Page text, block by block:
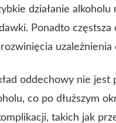
działanie
Ponadto częstsza
uzależnienia
oddechowy nie jest
co po dłuższym
takich jak